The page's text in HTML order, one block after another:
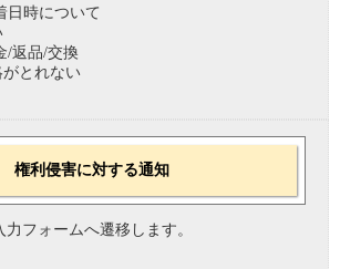
日時について
/返品/交換
がとれない
権利侵害に対する通知
力フォームへ遷移します。